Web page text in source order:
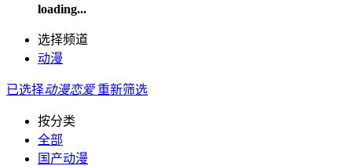
loading...
选择频道
动漫
已选择动漫恋爱 重新筛选
按分类
全部
国产动漫